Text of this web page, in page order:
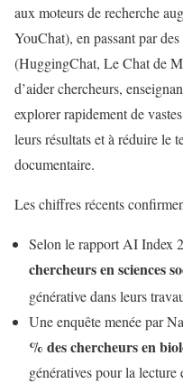
aux moteurs de recherche
YouChat), en passant par
(HuggingChat, Le Chat de
d’aider chercheurs,
explorer rapidement de
leurs résultats et à réduire le
documentaire.
Les chiffres récents
Selon le rapport AI Index
chercheurs en sciences
générative dans leurs
Une enquête menée par
% des chercheurs en
génératives pour la